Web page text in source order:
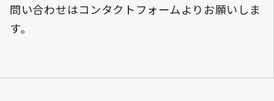
問い合わせはコンタクトフォームよりお願いしま
す。